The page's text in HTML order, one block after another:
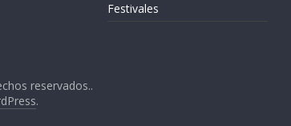
Festivales
reservados..
.